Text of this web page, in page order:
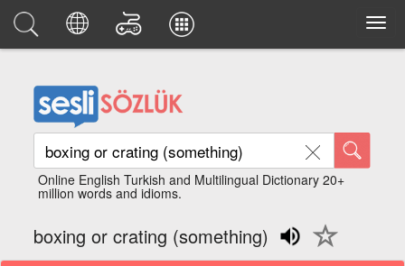
Online English Turkish and Multilingual Dictionary 20+
million words and idioms.
boxing or crating (something)